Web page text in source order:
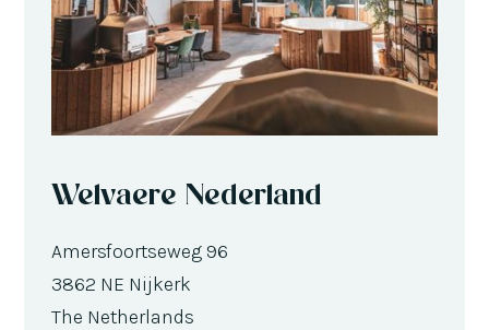
Welvaere Nederland
Amersfoortseweg 96
3862 NE Nijkerk
The Netherlands